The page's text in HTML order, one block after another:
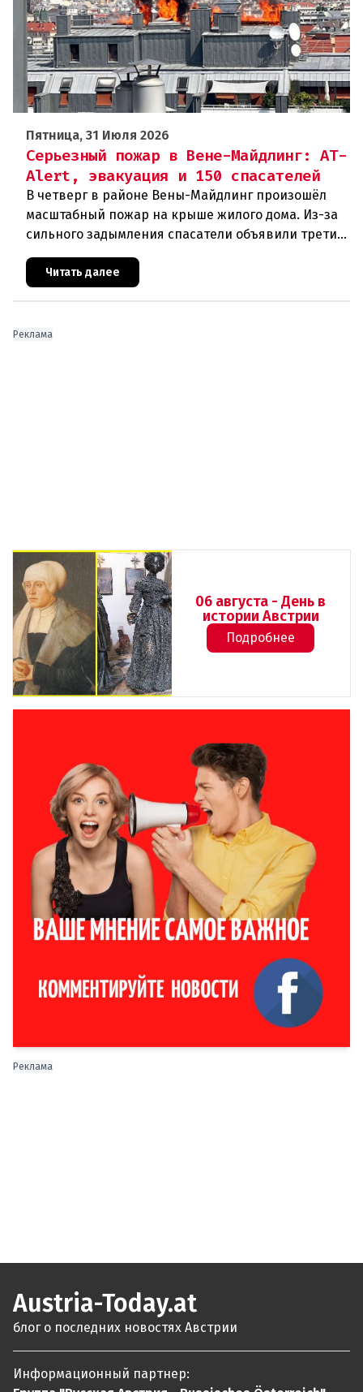
Пятница, 31 Июля 2026
Серьезный пожар в Вене-Майдлинг: AT-
Alert, эвакуация и 150 спасателей
В четверг в районе Вены-Майдлинг произошёл
масштабный пожар на крыше жилого дома. Из-за
сильного задымления спасатели объявили третий
уровень тревоги и задействовали 36 единиц
техники. Огонь удалось п
Читать далее
Реклама
06 августа - День в
истории Австрии
Подробнее
Реклама
Austria-Today.at
блог о последних новостях Австрии
Информационный партнер: